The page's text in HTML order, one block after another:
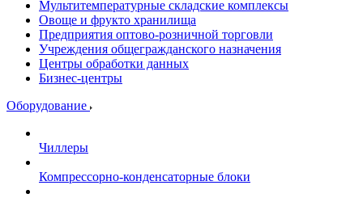
Мультитемпературные складские комплексы
Овоще и фрукто хранилища
Предприятия оптово-розничной торговли
Учреждения общегражданского назначения
Центры обработки данных
Бизнес-центры
Оборудование
Чиллеры
Компрессорно-конденсаторные блоки